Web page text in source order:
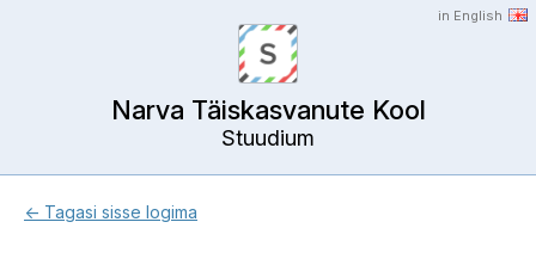
in English
Narva Täiskasvanute Kool
Stuudium
← Tagasi sisse logima